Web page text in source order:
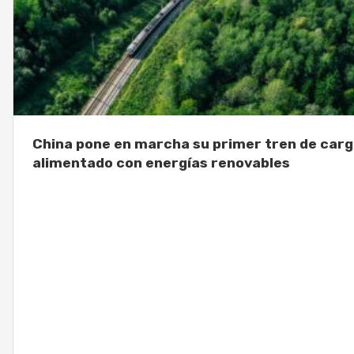
China pone en marcha su primer tren de
alimentado con energías renovables